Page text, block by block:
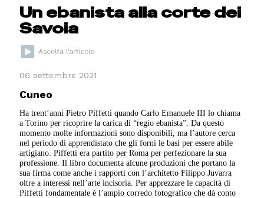
Un ebanista alla corte dei
Savoia
06 settembre 2021
Cuneo
Ha trent’anni Pietro Piffetti quando Carlo Emanuele III lo chiama
a Torino per ricoprire la carica di “regio ebanista”. Da questo
momento molte informazioni sono disponibili, ma l’autore cerca
nel periodo di apprendistato che gli fornì le basi per essere abile
artigiano. Piffetti era partito per Roma per perfezionare la sua
professione. Il libro documenta alcune produzioni che portano la
sua firma come anche i rapporti con l’architetto Filippo Juvarra
oltre a interessi nell’arte incisoria. Per apprezzare le capacità di
Piffetti fondamentale è l’ampio corredo fotografico che dà conto